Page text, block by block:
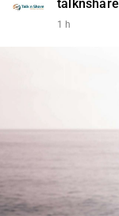
talknshare
1 h